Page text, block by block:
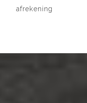
afrekening